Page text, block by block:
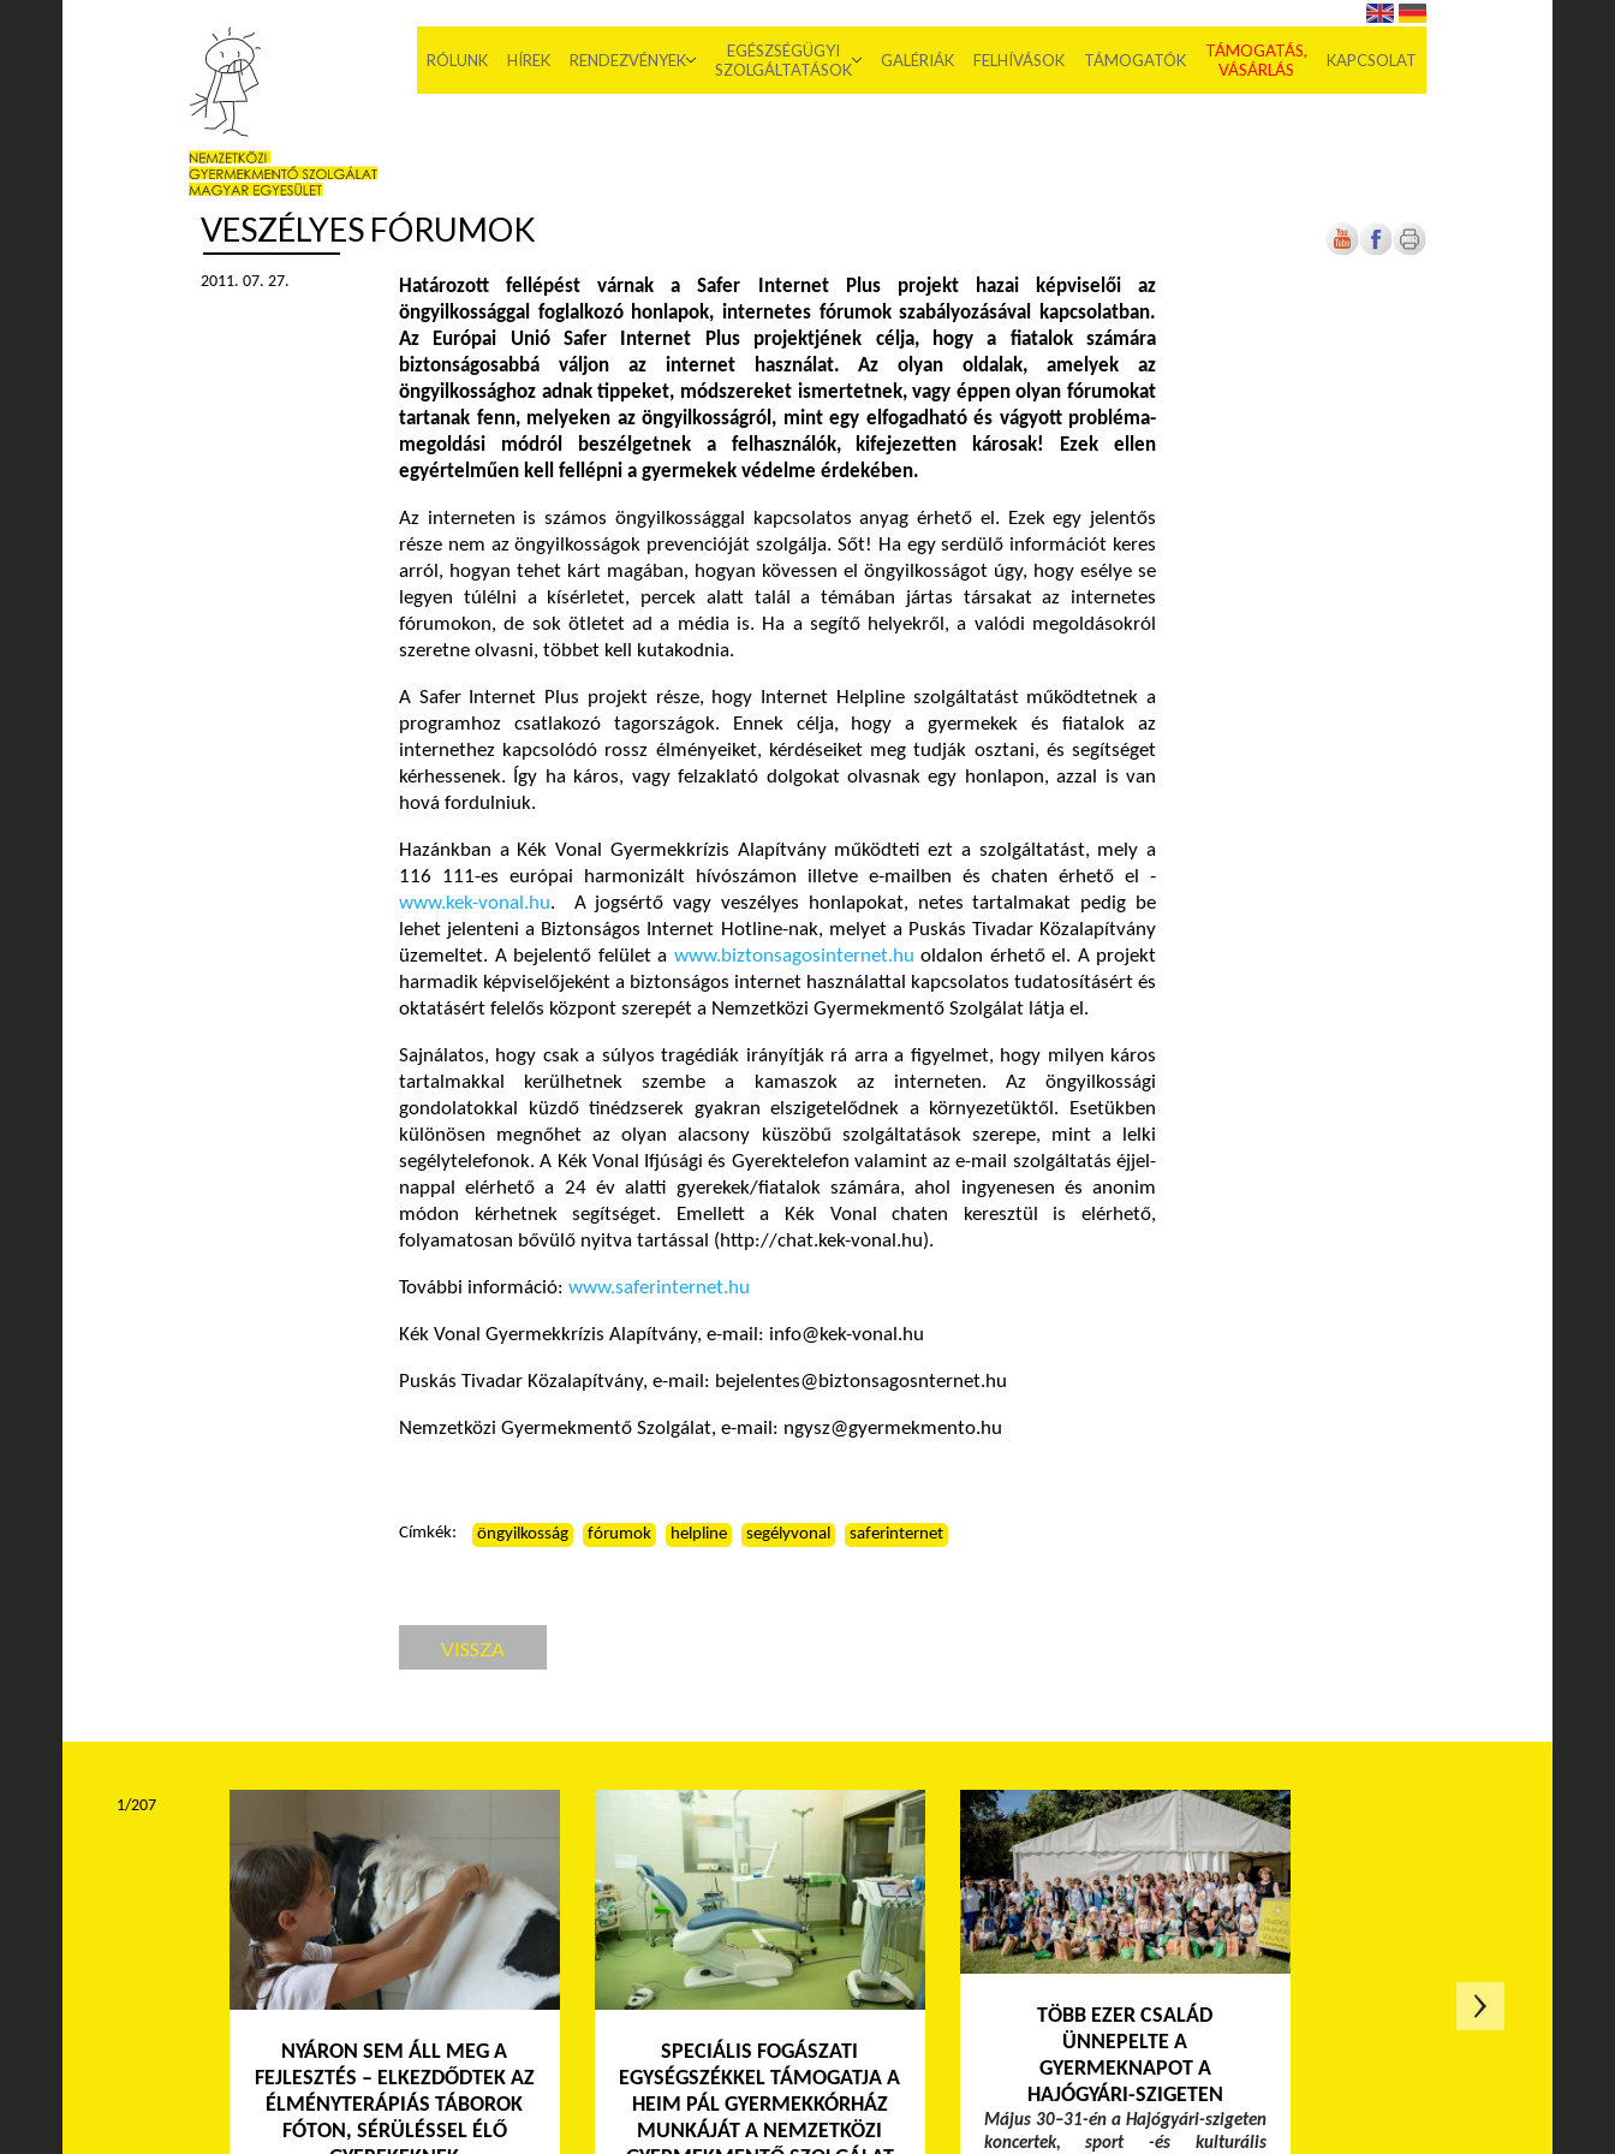
RÓLUNK HÍREK RENDEZVÉNYEK
EGÉSZSÉGÜGYI
SZOLGÁLTATÁSOK
GALÉRIÁK FELHÍVÁSOK TÁMOGATÓK
TÁMOGATÁS,
VÁSÁRLÁS
KAPCSOLAT
VESZÉLYES FÓRUMOK
2011. 07. 27.
Határozott fellépést várnak a Safer Internet Plus projekt hazai képviselői az
öngyilkossággal foglalkozó honlapok, internetes fórumok szabályozásával kapcsolatban.
Az Európai Unió Safer Internet Plus projektjének célja, hogy a fiatalok számára
biztonságosabbá váljon az internet használat. Az olyan oldalak, amelyek az
öngyilkossághoz adnak tippeket, módszereket ismertetnek, vagy éppen olyan fórumokat
tartanak fenn, melyeken az öngyilkosságról, mint egy elfogadható és vágyott probléma-
megoldási módról beszélgetnek a felhasználók, kifejezetten károsak! Ezek ellen
egyértelműen kell fellépni a gyermekek védelme érdekében.
Az interneten is számos öngyilkossággal kapcsolatos anyag érhető el. Ezek egy jelentős
része nem az öngyilkosságok prevencióját szolgálja. Sőt! Ha egy serdülő információt keres
arról, hogyan tehet kárt magában, hogyan kövessen el öngyilkosságot úgy, hogy esélye se
legyen túlélni a kísérletet, percek alatt talál a témában jártas társakat az internetes
fórumokon, de sok ötletet ad a média is. Ha a segítő helyekről, a valódi megoldásokról
szeretne olvasni, többet kell kutakodnia.
A Safer Internet Plus projekt része, hogy Internet Helpline szolgáltatást működtetnek a
programhoz csatlakozó tagországok. Ennek célja, hogy a gyermekek és fiatalok az
internethez kapcsolódó rossz élményeiket, kérdéseiket meg tudják osztani, és segítséget
kérhessenek. Így ha káros, vagy felzaklató dolgokat olvasnak egy honlapon, azzal is van
hová fordulniuk.
Hazánkban a Kék Vonal Gyermekkrízis Alapítvány működteti ezt a szolgáltatást, mely a
116 111-es európai harmonizált hívószámon illetve e-mailben és chaten érhető el -
www.kek-vonal.hu. A jogsértő vagy veszélyes honlapokat, netes tartalmakat pedig be
lehet jelenteni a Biztonságos Internet Hotline-nak, melyet a Puskás Tivadar Közalapítvány
üzemeltet. A bejelentő felület a www.biztonsagosinternet.hu oldalon érhető el. A projekt
harmadik képviselőjeként a biztonságos internet használattal kapcsolatos tudatosításért és
oktatásért felelős központ szerepét a Nemzetközi Gyermekmentő Szolgálat látja el.
Sajnálatos, hogy csak a súlyos tragédiák irányítják rá arra a figyelmet, hogy milyen káros
tartalmakkal kerülhetnek szembe a kamaszok az interneten. Az öngyilkossági
gondolatokkal küzdő tinédzserek gyakran elszigetelődnek a környezetüktől. Esetükben
különösen megnőhet az olyan alacsony küszöbű szolgáltatások szerepe, mint a lelki
segélytelefonok. A Kék Vonal Ifjúsági és Gyerektelefon valamint az e-mail szolgáltatás éjjel-
nappal elérhető a 24 év alatti gyerekek/fiatalok számára, ahol ingyenesen és anonim
módon kérhetnek segítséget. Emellett a Kék Vonal chaten keresztül is elérhető,
folyamatosan bővülő nyitva tartással (http://chat.kek-vonal.hu).
További információ: www.saferinternet.hu
Kék Vonal Gyermekkrízis Alapítvány, e-mail: info@kek-vonal.hu
Puskás Tivadar Közalapítvány, e-mail: bejelentes@biztonsagosnternet.hu
Nemzetközi Gyermekmentő Szolgálat, e-mail: ngysz@gyermekmento.hu
Címkék: öngyilkosság fórumok helpline segélyvonal saferinternet
VISSZA
NYÁRON SEM ÁLL MEG A
FEJLESZTÉS – ELKEZDŐDTEK AZ
ÉLMÉNYTERÁPIÁS TÁBOROK
FÓTON, SÉRÜLÉSSEL ÉLŐ
SPECIÁLIS FOGÁSZATI
EGYSÉGSZÉKKEL TÁMOGATJA A
HEIM PÁL GYERMEKKÓRHÁZ
MUNKÁJÁT A NEMZETKÖZI
TÖBB EZER CSALÁD
ÜNNEPELTE A
GYERMEKNAPOT A
HAJÓGYÁRI-SZIGETEN
Május 30–31-én a Hajógyári-szigeten
koncertek, sport -és kulturális
1/207